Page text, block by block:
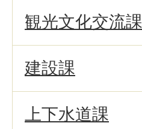
観光文化交流課
建設課
上下水道課